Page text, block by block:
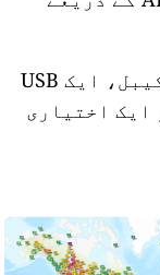
اسٹیشن 10 میٹر واٹر پروف پاور کیبل، ایک USB
ایک اختیاری